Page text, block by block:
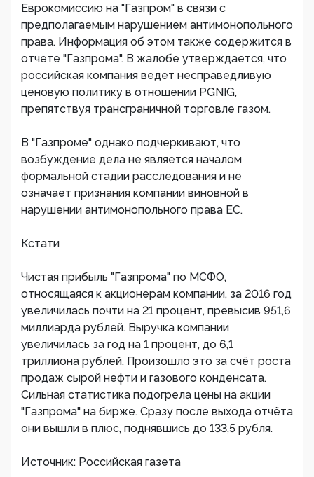
Еврокомиссию на "Газпром" в связи с
предполагаемым нарушением антимонопольного
права. Информация об этом также содержится в
отчете "Газпрома". В жалобе утверждается, что
российская компания ведет несправедливую
ценовую политику в отношении PGNIG,
препятствуя трансграничной торговле газом.
В "Газпроме" однако подчеркивают, что
возбуждение дела не является началом
формальной стадии расследования и не
означает признания компании виновной в
нарушении антимонопольного права ЕС.
Кстати
Чистая прибыль "Газпрома" по МСФО,
относящаяся к акционерам компании, за 2016 год
увеличилась почти на 21 процент, превысив 951,6
миллиарда рублей. Выручка компании
увеличилась за год на 1 процент, до 6,1
триллиона рублей. Произошло это за счёт роста
продаж сырой нефти и газового конденсата.
Сильная статистика подогрела цены на акции
"Газпрома" на бирже. Сразу после выхода отчёта
они вышли в плюс, поднявшись до 133,5 рубля.
Источник: Российская газета